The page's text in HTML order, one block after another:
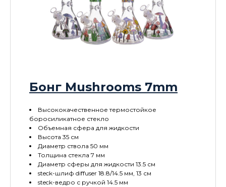
Бонг Mushrooms 7mm
Высококачественное термостойкое
боросиликатное стекло
Объемная сфера для жидкости
Высота 35 см
Диаметр ствола 50 мм
Толщина стекла 7 мм
Диаметр сферы для жидкости 13.5 см
steck-шлиф diffuser 18.8/14.5 мм, 13 см
steck-ведро с ручкой 14.5 мм